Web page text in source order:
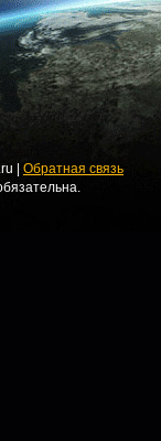
| Обратная связь